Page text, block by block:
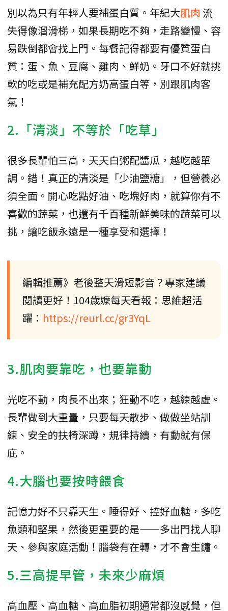
別以為只有年輕人要補蛋白質。年紀大肌肉 流
失得像溜滑梯，如果長期吃不夠，走路變慢、容
易跌倒都會找上門。每餐記得都要有優質蛋白
質：蛋、魚、豆腐、雞肉、鮮奶。牙口不好就挑
軟的吃或是補充配方奶高蛋白等，別跟肌肉客
氣！
2.「清淡」不等於「吃草」
很多長輩怕三高，天天白粥配醬瓜，越吃越單
調。錯！真正的清淡是「少油鹽糖」，但營養必
須全面。開心吃點好油、吃塊好肉，就算你有不
喜歡的蔬菜，也還有千百種新鮮美味的蔬菜可以
挑，讓吃飯永遠是一種享受和選擇！
編輯推薦》老後整天滑短影音？專家建議
閱讀更好！104歲嬤每天看報：思維超活
躍： https://reurl.cc/gr3YqL
3.肌肉要靠吃，也要靠動
光吃不動，肉長不出來；狂動不吃，越練越虛。
長輩做到大重量，只要每天散步、做做坐站訓
練、安全的扶椅深蹲，規律持續，有動就有保
庇。
4.大腦也要按時餵食
記憶力好不只靠天生。睡得好、控好血糖，多吃
魚類和堅果，然後更重要的是——多出門找人聊
天、參與家庭活動！腦袋有在轉，才不會生鏽。
5.三高提早管，未來少麻煩
高血壓、高血糖、高血脂初期通常都沒感覺，但